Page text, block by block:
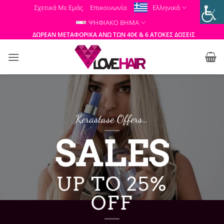
Μετάβαση
περιεχόμενο
Σχετικά Με Εμάς Επικοινωνία
Ελληνικά
ΨΗΦΙΑΚΟ ΒΗΜΑ
ΔΩΡΕΑΝ ΜΕΤΑΦΟΡΙΚΑ ΑΝΩ ΤΩΝ 40€ & 6 ΑΤΟΚΕΣ ΔΟΣΕΙΣ
Kerastase Offers…
SALES
UP TO 25%
OFF